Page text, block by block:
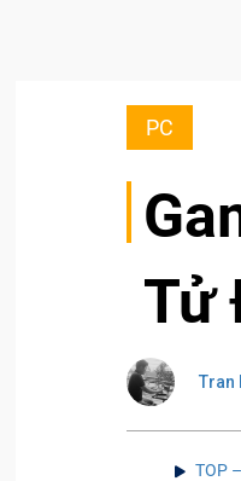
PC
Tử
Tran
TOP